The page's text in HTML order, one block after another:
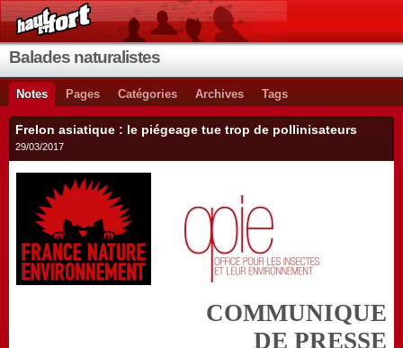
Balades naturalistes
Notes Pages Catégories Archives Tags
Frelon asiatique : le piégeage tue trop de pollinisateurs
29/03/2017
COMMUNIQUE
DE PRESSE